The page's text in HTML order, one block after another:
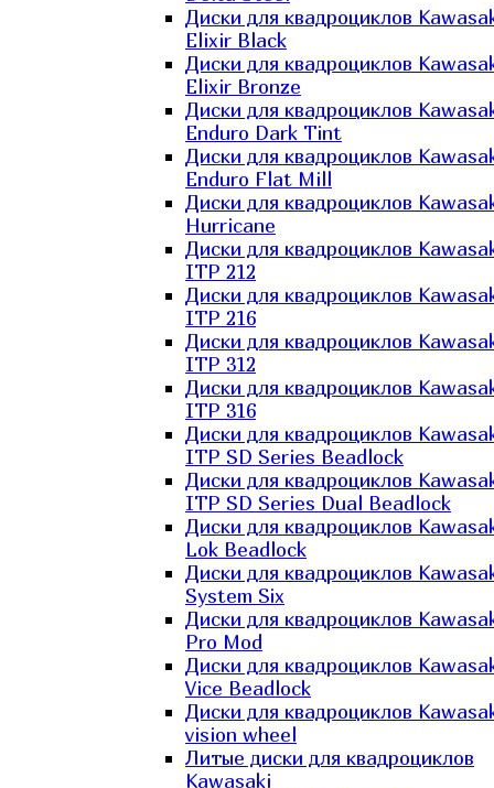
Диски для квадроциклов
Elixir Black
Диски для квадроциклов
Elixir Bronze
Диски для квадроциклов
Enduro Dark Tint
Диски для квадроциклов
Enduro Flat Mill
Диски для квадроциклов
Hurricane
Диски для квадроциклов
ITP 212
Диски для квадроциклов
ITP 216
Диски для квадроциклов
ITP 312
Диски для квадроциклов
ITP 316
Диски для квадроциклов
ITP SD Series Beadlock
Диски для квадроциклов
ITP SD Series Dual Beadlock
Диски для квадроциклов
Lok Beadlock
Диски для квадроциклов
System Six
Диски для квадроциклов
Pro Mod
Диски для квадроциклов
Vice Beadlock
Диски для квадроциклов
vision wheel
Литые диски для квадроциклов
Kawasaki​